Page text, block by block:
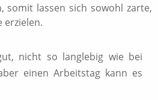
somit lassen sich sowohl zarte,
erzielen.
nicht so langlebig wie bei
einen Arbeitstag kann es